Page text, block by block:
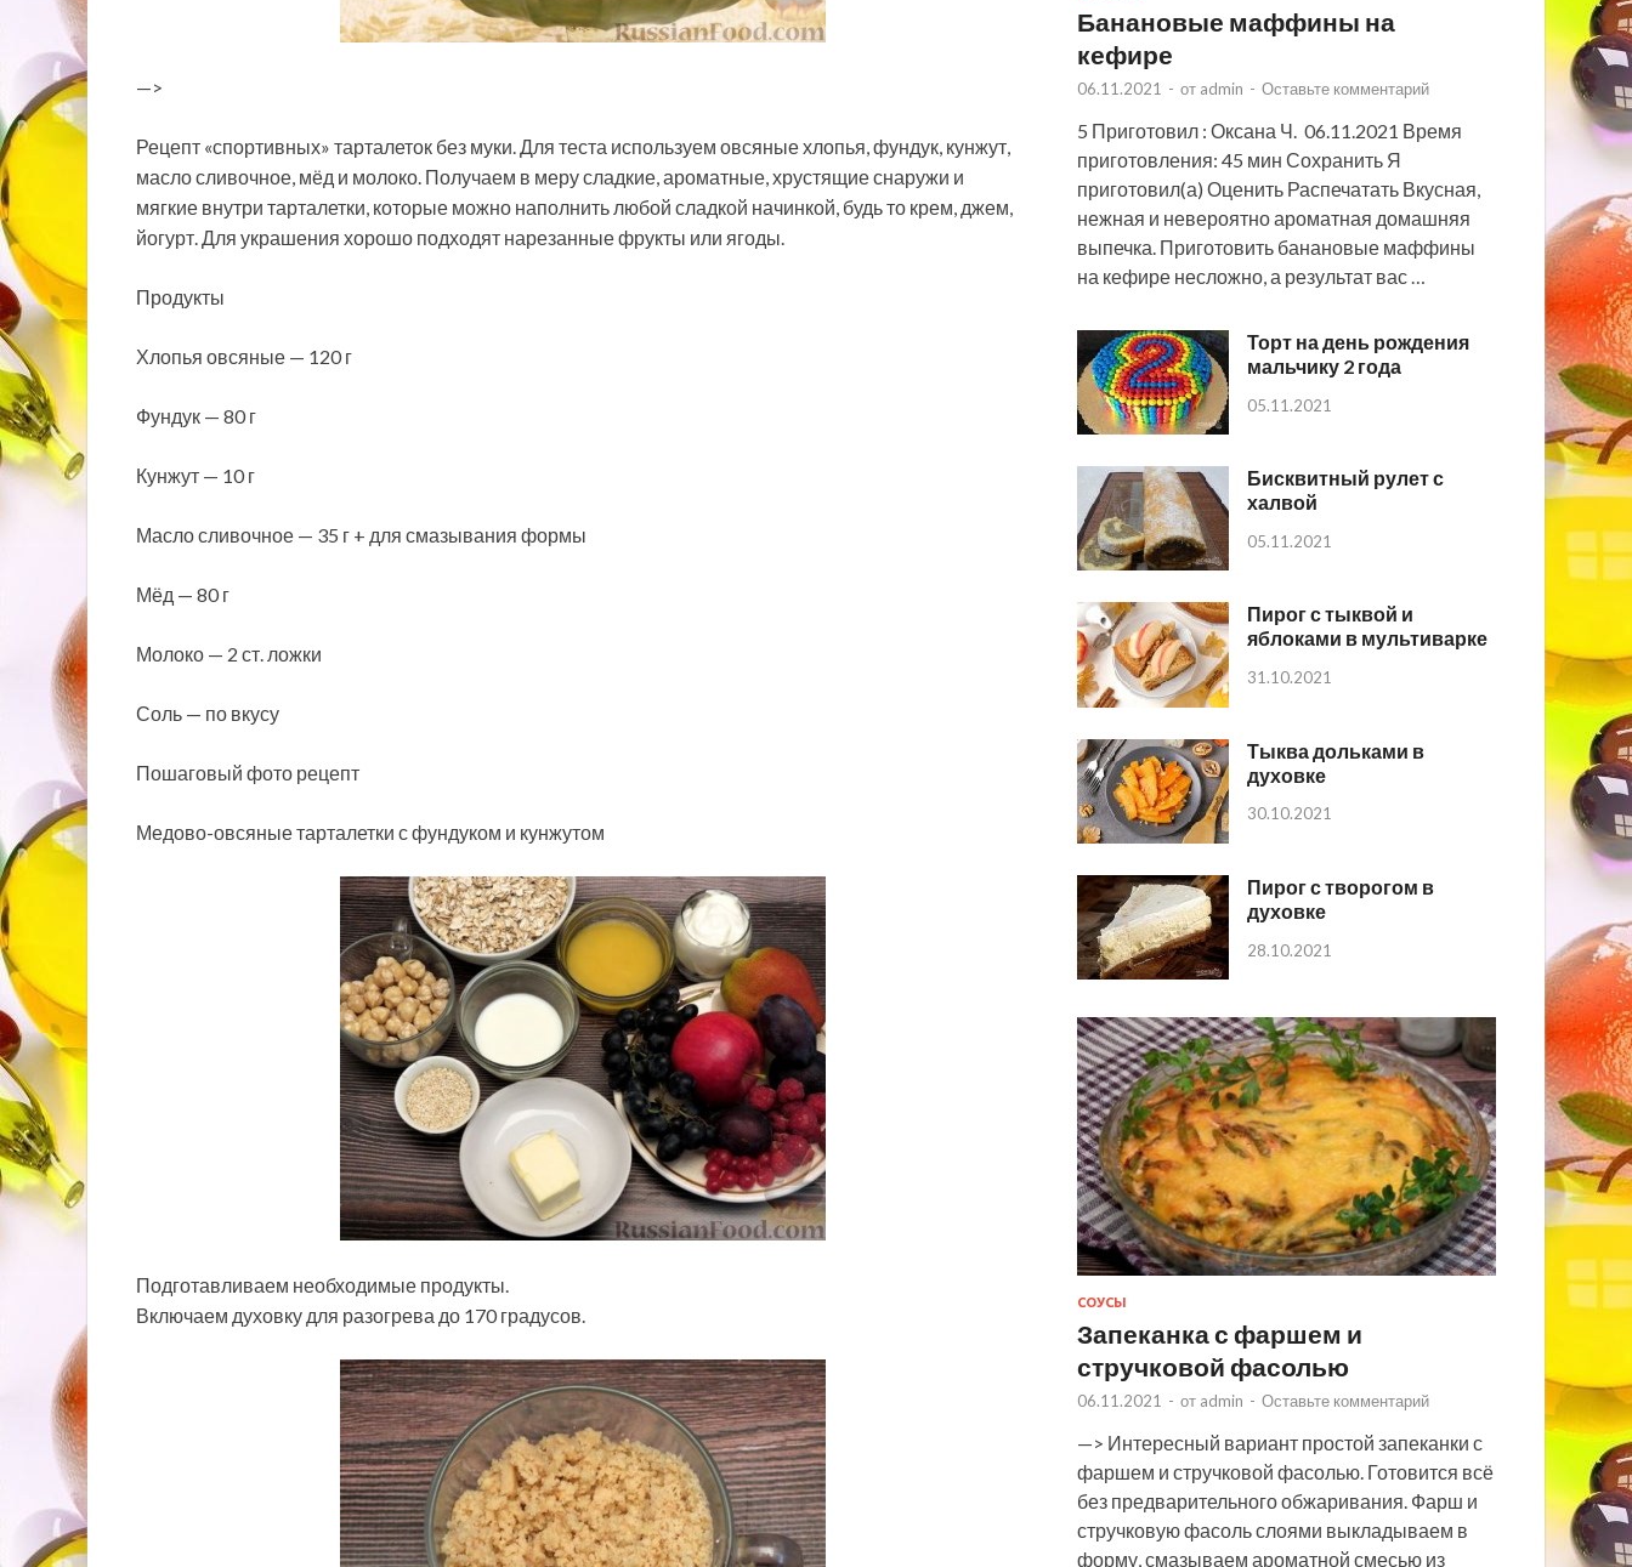
—>
Рецепт «спортивных» тарталеток без муки. Для теста используем овсяные хлопья, фундук, кунжут,
масло сливочное, мёд и молоко. Получаем в меру сладкие, ароматные, хрустящие снаружи и
мягкие внутри тарталетки, которые можно наполнить любой сладкой начинкой, будь то крем, джем,
йогурт. Для украшения хорошо подходят нарезанные фрукты или ягоды.
Продукты
Хлопья овсяные — 120 г
Фундук — 80 г
Кунжут — 10 г
Масло сливочное — 35 г + для смазывания формы
Мёд — 80 г
Молоко — 2 ст. ложки
Соль — по вкусу
Пошаговый фото рецепт
Медово-овсяные тарталетки с фундуком и кунжутом
Подготавливаем необходимые продукты.
Включаем духовку для разогрева до 170 градусов.
Банановые маффины на
кефире
06.11.2021 - от admin - Оставьте комментарий
5 Приготовил : Оксана Ч. 06.11.2021 Время
приготовления: 45 мин Сохранить Я
приготовил(а) Оценить Распечатать Вкусная,
нежная и невероятно ароматная домашняя
выпечка. Приготовить банановые маффины
на кефире несложно, а результат вас …
Торт на день рождения
мальчику 2 года
05.11.2021
Бисквитный рулет с
халвой
05.11.2021
Пирог с тыквой и
яблоками в мультиварке
31.10.2021
Тыква дольками в
духовке
30.10.2021
Пирог с творогом в
духовке
28.10.2021
СОУСЫ
Запеканка с фаршем и
стручковой фасолью
06.11.2021 - от admin - Оставьте комментарий
—> Интересный вариант простой запеканки с
фаршем и стручковой фасолью. Готовится всё
без предварительного обжаривания. Фарш и
стручковую фасоль слоями выкладываем в
форму, смазываем ароматной смесью из